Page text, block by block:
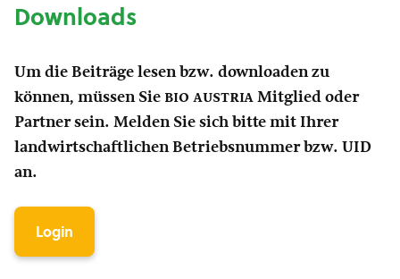
Downloads
Um die Beiträge lesen bzw. downloaden zu
können, müssen Sie bio austria Mitglied oder
Partner sein. Melden Sie sich bitte mit Ihrer
landwirtschaftlichen Betriebsnummer bzw. UID
an.
Login